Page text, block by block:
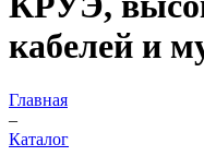
кабелей и
Главная
–
Каталог